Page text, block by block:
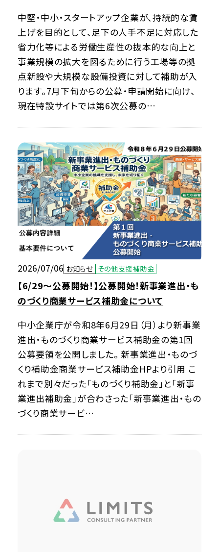
中堅・中小・スタートアップ企業が、持続的な賃
上げを目的として、足下の人手不足に対応した
省力化等による労働生産性の抜本的な向上と
事業規模の拡大を図るために行う工場等の拠
点新設や大規模な設備投資に対して補助が入
ります。7月下旬からの公募・申請開始に向け、
現在特設サイトでは第6次公募の…
2026/07/06 お知らせ その他支援補助金
【6/29～公募開始！】公募開始！新事業進出・も
のづくり商業サービス補助金について
中小企業庁が令和8年6月29日（月）より新事業
進出・ものづくり商業サービス補助金の第1回
公募要領を公開しました。 新事業進出・ものづ
くり補助金商業サービス補助金HPより引用 こ
れまで別々だった「ものづくり補助金」と「新事
業進出補助金」が合わさった「新事業進出・もの
づくり商業サービ…